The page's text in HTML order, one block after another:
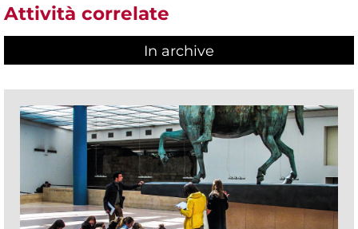
Attività correlate
In archive